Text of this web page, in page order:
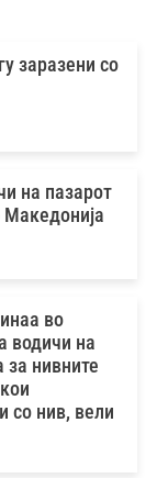
заразени со
на пазарот
во
водичи на
за нивните
со нив, вели